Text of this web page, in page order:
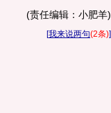
(责任编辑：小肥羊)
[我来说两句(2条)]